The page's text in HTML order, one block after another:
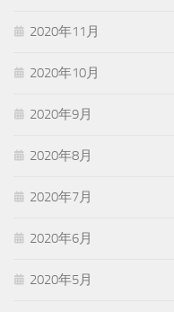
2020年11月
2020年10月
2020年9月
2020年8月
2020年7月
2020年6月
2020年5月